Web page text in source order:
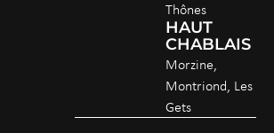
Thônes
HAUT
CHABLAIS
Morzine,
Montriond, Les
Gets